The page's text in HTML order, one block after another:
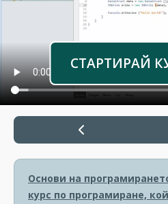
СТАРТИРАЙ
Основи на
курс по програмиране,